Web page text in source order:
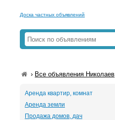
Доска частных объявлений
› Все объявления Николаев
Аренда квартир, комнат
Аренда земли
Продажа домов, дач